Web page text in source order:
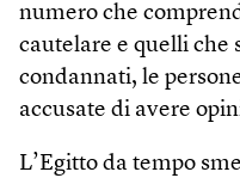
numero che
cautelare e quelli che
condannati, le
accusate di avere
L’Egitto da tempo